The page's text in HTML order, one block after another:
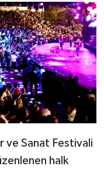
ve Sanat Festivali
halk